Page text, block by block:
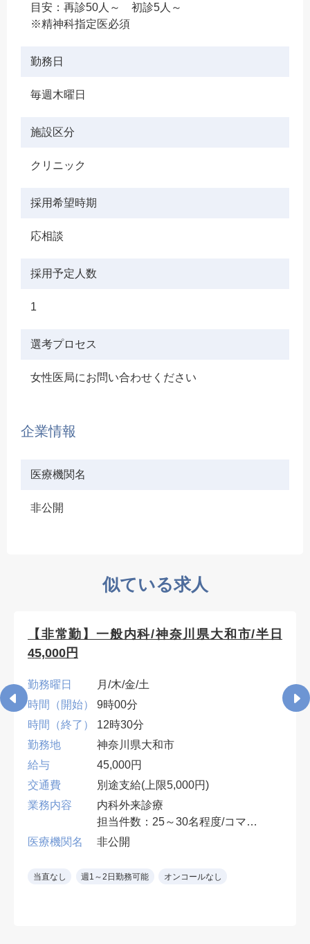
目安：再診50人～ 初診5人～
※精神科指定医必須
勤務日
毎週木曜日
施設区分
クリニック
採用希望時期
応相談
採用予定人数
1
選考プロセス
女性医局にお問い合わせください
企業情報
医療機関名
非公開
似ている求人
【非常勤】一般内科/神奈川県大和市/半日
45,000円
勤務曜日
月/木/金/土
時間（開始）
9時00分
時間（終了）
12時30分
勤務地
神奈川県大和市
給与
45,000円
交通費
別途支給(上限5,000円)
業務内容
内科外来診療
担当件数：25～30名程度/コマ
3診体制の1診/発熱者診療を含む
医療機関名 非公開
当直なし 週1～2日勤務可能 オンコールなし